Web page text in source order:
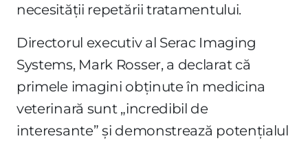
necesității repetării tratamentului.
Directorul executiv al Serac Imaging
Systems, Mark Rosser, a declarat că
primele imagini obținute în medicina
veterinară sunt „incredibil de
interesante” și demonstrează potențialul